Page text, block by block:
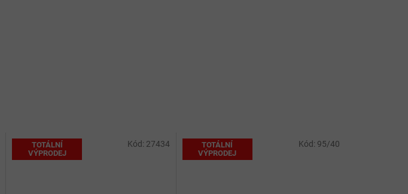
TOTÁLNÍ
VÝPRODEJ
Kód: 27434
TOTÁLNÍ
VÝPRODEJ
Kód: 95/40